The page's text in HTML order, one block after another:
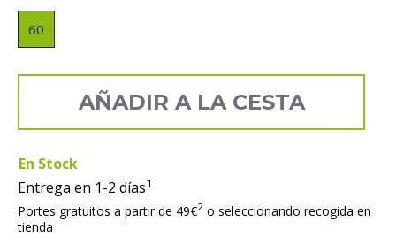
60
AÑADIR A LA CESTA
En Stock
Entrega en 1-2 días1
Portes gratuitos a partir de 49€2 o seleccionando recogida en
tienda